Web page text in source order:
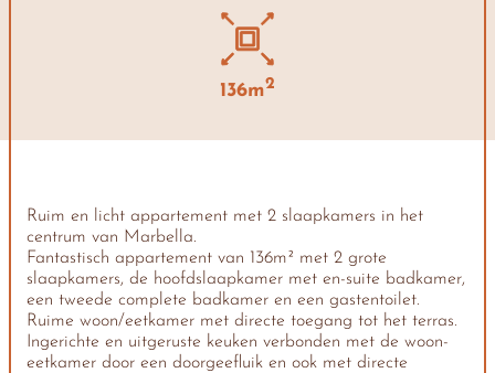
136m2
Ruim en licht appartement met 2 slaapkamers in het
centrum van Marbella.
Fantastisch appartement van 136m² met 2 grote
slaapkamers, de hoofdslaapkamer met en-suite badkamer,
een tweede complete badkamer en een gastentoilet.
Ruime woon/eetkamer met directe toegang tot het terras.
Ingerichte en uitgeruste keuken verbonden met de woon-
eetkamer door een doorgeefluik en ook met directe